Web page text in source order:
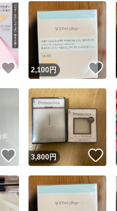
安
取
いいね！
2,100円
いいね！
3,800円